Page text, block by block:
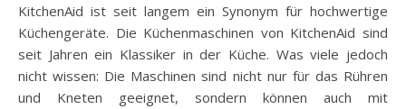
KitchenAid ist seit langem ein Synonym für hochwertige
Küchengeräte. Die Küchenmaschinen von KitchenAid sind
seit Jahren ein Klassiker in der Küche. Was viele jedoch
nicht wissen: Die Maschinen sind nicht nur für das Rühren
und Kneten geeignet, sondern können auch mit